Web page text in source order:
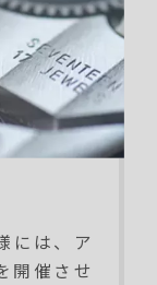
には、ア
開催させ